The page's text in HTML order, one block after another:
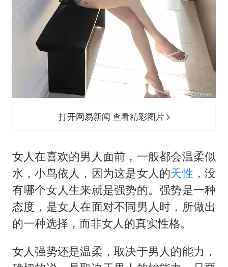
打开网易新闻 查看精彩图片
女人在喜欢的男人面前，一般都会温柔似
水，小鸟依人，因为这是女人的天性 ，没
有哪个女人生来就是强势的。强势是一种
态度，是女人在面对不同男人时，所做出
的一种选择，而非女人的真实性格。
女人强势还是温柔，取决于男人的能力，